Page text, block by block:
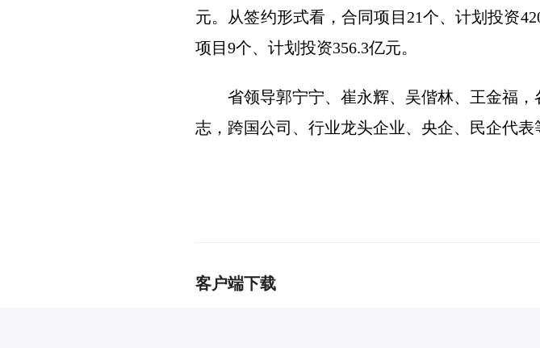
元。从签约形式看，合同项目21个、计划投资
项目9个、计划投资356.3亿元。
省领导郭宁宁、崔永辉、吴偕林、王金福
志，跨国公司、行业龙头企业、央企、民企代表
客户端下载